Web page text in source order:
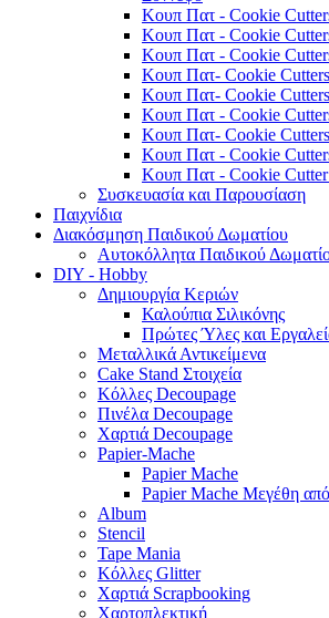
Κουπ Πατ - Cookie
Κουπ Πατ - Cookie
Κουπ Πατ - Cookie
Κουπ Πατ- Cookie
Κουπ Πατ- Cookie
Κουπ Πατ - Cookie
Κουπ Πατ- Cookie
Κουπ Πατ - Cookie
Κουπ Πατ - Cookie Cutter
Συσκευασία και Παρουσίαση
Παιχνίδια
Διακόσμηση Παιδικού Δωματίου
Αυτοκόλλητα Παιδικού
DIY - Hobby
Δημιουργία Κεριών
Καλούπια Σιλικόνης
Πρώτες Ύλες και
Μεταλλικά Αντικείμενα
Cake Stand Στοιχεία
Κόλλες Decoupage
Πινέλα Decoupage
Χαρτιά Decoupage
Papier-Mache
Papier Mache
Papier Mache Μεγέθη
Album
Stencil
Tape Mania
Κόλλες Glitter
Χαρτιά Scrapbooking
Χαρτοπλεκτική